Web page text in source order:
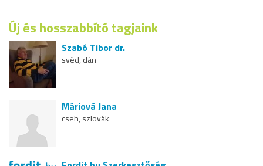
Új és hosszabbító tagjaink
Szabó Tibor dr.
svéd, dán
Máriová Jana
cseh, szlovák